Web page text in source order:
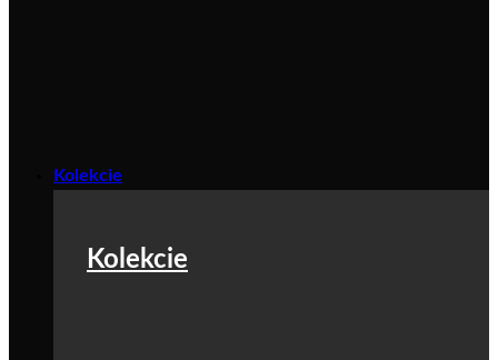
Kolekcie
Kolekcie